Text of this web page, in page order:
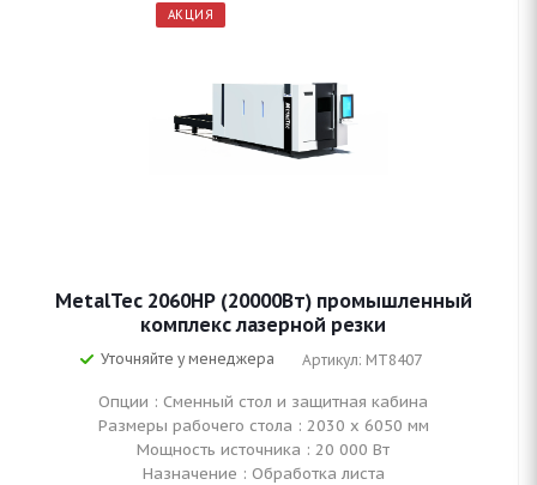
АКЦИЯ
MetalTec 2060HP (20000Вт) промышленный
комплекс лазерной резки
Уточняйте у менеджера Артикул: MT8407
Опции : Сменный стол и защитная кабина
Размеры рабочего стола : 2030 х 6050 мм
Мощность источника : 20 000 Вт
Назначение : Обработка листа